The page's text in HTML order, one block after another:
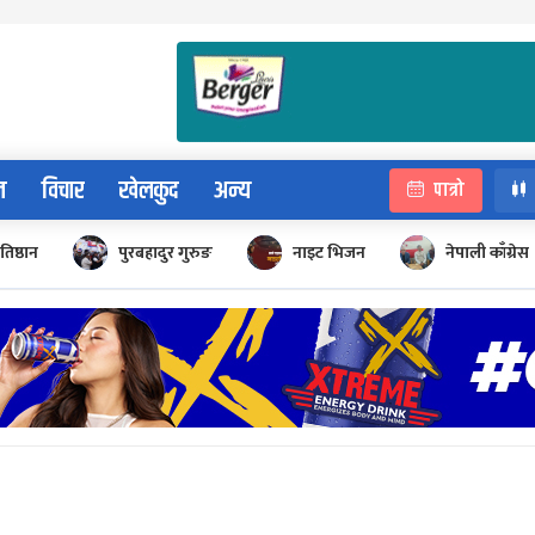
विचार खेलकुद अन्य पात्रो
पुरबहादुर गुरुङ नाइट भिजन नेपाली काँग्रेस